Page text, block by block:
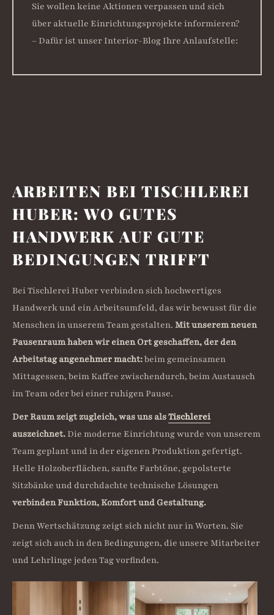
Sie wollen keine Aktionen verpassen und sich
über aktuelle Einrichtungsprojekte informieren?
– Dafür ist unser Interior-Blog Ihre Anlaufstelle:
ARBEITEN BEI TISCHLEREI
HUBER: WO GUTES
HANDWERK AUF GUTE
BEDINGUNGEN TRIFFT
Bei Tischlerei Huber verbinden sich hochwertiges
Handwerk und ein Arbeitsumfeld, das wir bewusst für die
Menschen in unserem Team gestalten. Mit unserem neuen
Pausenraum haben wir einen Ort geschaffen, der den
Arbeitstag angenehmer macht:beim gemeinsamen
Mittagessen, beim Kaffee zwischendurch, beim Austausch
im Team oder bei einer ruhigen Pause.
Der Raum zeigt zugleich, was uns alsTischlerei
auszeichnet. Die moderne Einrichtung wurde von unserem
Team geplant und in der eigenen Produktion gefertigt.
Helle Holzoberflächen, sanfte Farbtöne, gepolsterte
Sitzbänke und durchdachte technische Lösungen
verbinden Funktion, Komfort und Gestaltung.
Denn Wertschätzung zeigt sich nicht nur in Worten. Sie
zeigt sich auch in den Bedingungen, die unsere Mitarbeiter
und Lehrlinge jeden Tag vorfinden.